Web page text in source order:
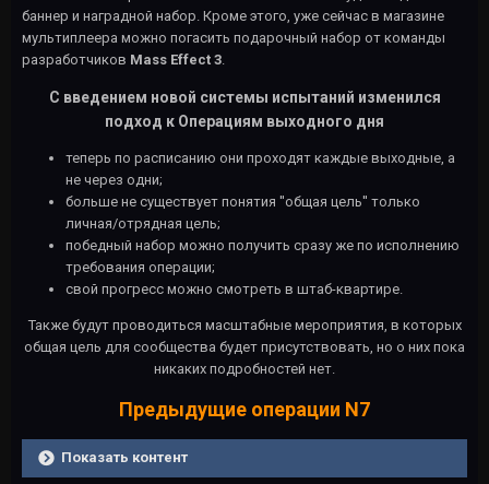
баннер и наградной набор. Кроме этого, уже сейчас в магазине
мультиплеера можно погасить подарочный набор от команды
разработчиков Mass Effect 3.
C введением новой системы испытаний изменился
подход к Операциям выходного дня
теперь по расписанию они проходят каждые выходные, а
не через одни;
больше не существует понятия ''общая цель'' только
личная/отрядная цель;
победный набор можно получить сразу же по исполнению
требования операции;
свой прогресс можно смотреть в штаб-квартире.
Также будут проводиться масштабные мероприятия, в которых
общая цель для сообщества будет присутствовать, но о них пока
никаких подробностей нет.
Предыдущие операции N7
Показать контент